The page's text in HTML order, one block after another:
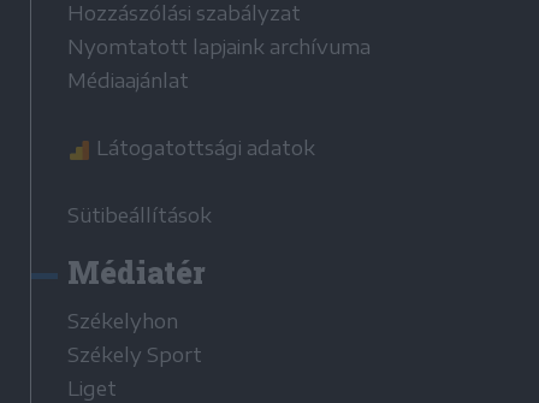
Hozzászólási szabályzat
Nyomtatott lapjaink archívuma
Médiaajánlat
Látogatottsági adatok
Sütibeállítások
Médiatér
Székelyhon
Székely Sport
Liget